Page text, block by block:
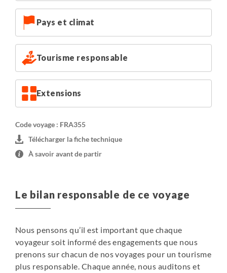
Veuillez prévoir de l'argent liquide pour vos éventuelles
dépenses sur place : la plupart des établissements
n'acceptent pas la carte bancaire.
Pays et climat
Tourisme responsable
Extensions
Code voyage : FRA355
Télécharger la fiche technique
À savoir avant de partir
Le bilan responsable de ce voyage
Nous pensons qu’il est important que chaque
voyageur soit informé des engagements que nous
prenons sur chacun de nos voyages pour un tourisme
plus responsable. Chaque année, nous auditons et